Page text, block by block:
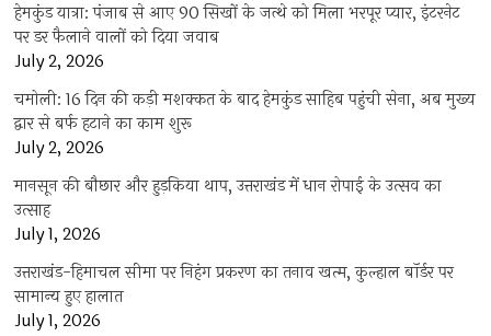
हेमकुंड यात्रा: पंजाब से आए 90 सिखों के जत्थे को मिला भरपूर प्यार, इंटरनेट
पर डर फैलाने वालों को दिया जवाब
July 2, 2026
चमोली: 16 दिन की कड़ी मशक्कत के बाद हेमकुंड साहिब पहुंची सेना, अब मुख्य
द्वार से बर्फ हटाने का काम शुरू
July 2, 2026
मानसून की बौछार और हुड़किया थाप, उत्तराखंड में धान रोपाई के उत्सव का
उत्साह
July 1, 2026
उत्तराखंड-हिमाचल सीमा पर निहंग प्रकरण का तनाव खत्म, कुल्हाल बॉर्डर पर
सामान्य हुए हालात
July 1, 2026